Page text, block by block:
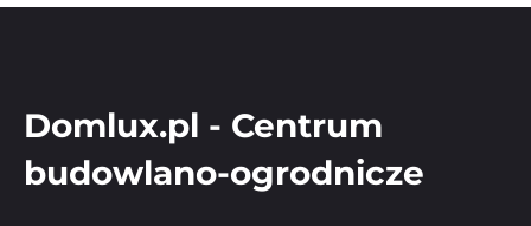
Domlux.pl - Centrum
budowlano-ogrodnicze